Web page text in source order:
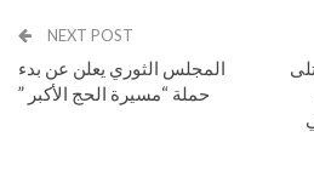
NEXT POST
المجلس الثوري يعلن عن بدء
حملة “مسيرة الحج الأكبر ”